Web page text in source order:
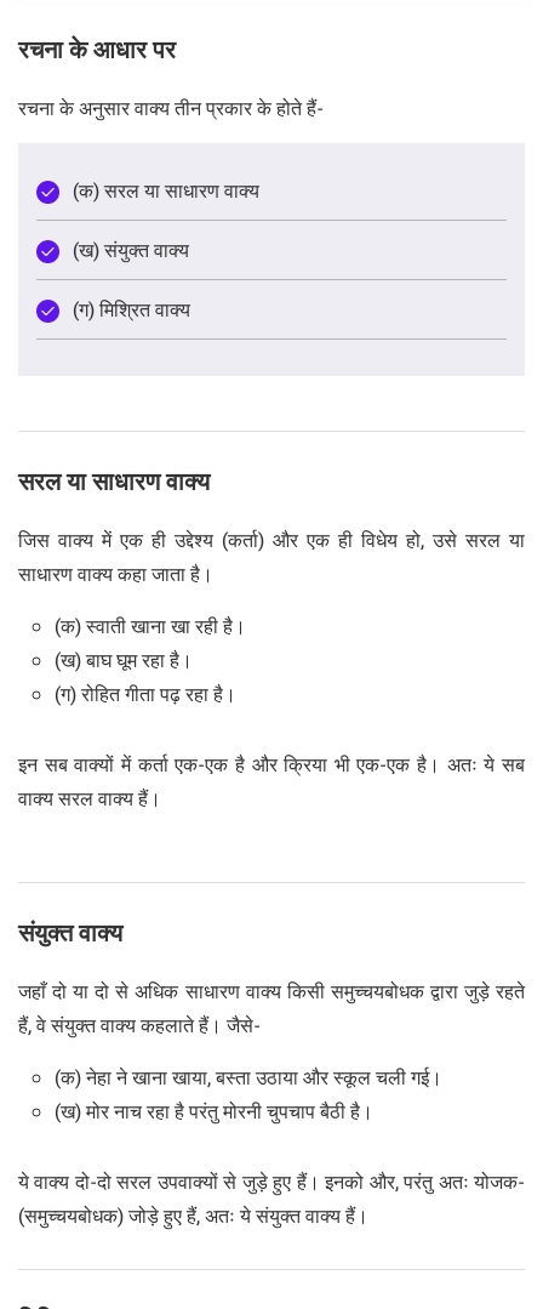
रचना के आधार पर
रचना के अनुसार वाक्य तीन प्रकार के होते हैं-
(क) सरल या साधारण वाक्य
(ख) संयुक्त वाक्य
(ग) मिश्रित वाक्य
सरल या साधारण वाक्य
जिस वाक्य में एक ही उद्देश्य (कर्ता) और एक ही विधेय हो, उसे सरल या
साधारण वाक्य कहा जाता है।
(क) स्वाती खाना खा रही है।
(ख) बाघ घूम रहा है।
(ग) रोहित गीता पढ़ रहा है।
इन सब वाक्यों में कर्ता एक-एक है और क्रिया भी एक-एक है। अतः ये सब
वाक्य सरल वाक्य हैं।
संयुक्त वाक्य
जहाँ दो या दो से अधिक साधारण वाक्य किसी समुच्चयबोधक द्वारा जुड़े रहते
हैं, वे संयुक्त वाक्य कहलाते हैं। जैसे-
(क) नेहा ने खाना खाया, बस्ता उठाया और स्कूल चली गई।
(ख) मोर नाच रहा है परंतु मोरनी चुपचाप बैठी है।
ये वाक्य दो-दो सरल उपवाक्यों से जुड़े हुए हैं। इनको और, परंतु अतः योजक-
(समुच्चयबोधक) जोड़े हुए हैं, अतः ये संयुक्त वाक्य हैं।